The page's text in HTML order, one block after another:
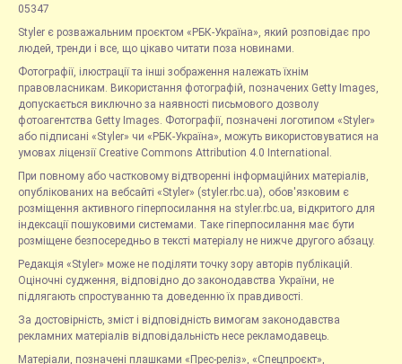
05347
Styler є розважальним проєктом «РБК-Україна», який розповідає про
людей, тренди і все, що цікаво читати поза новинами.
Фотографії, ілюстрації та інші зображення належать їхнім
правовласникам. Використання фотографій, позначених Getty Images,
допускається виключно за наявності письмового дозволу
фотоагентства Getty Images. Фотографії, позначені логотипом «Styler»
або підписані «Styler» чи «РБК-Україна», можуть використовуватися на
умовах ліцензії Creative Commons Attribution 4.0 International.
При повному або частковому відтворенні інформаційних матеріалів,
опублікованих на вебсайті «Styler» (styler.rbc.ua), обов'язковим є
розміщення активного гіперпосилання на styler.rbc.ua, відкритого для
індексації пошуковими системами. Таке гіперпосилання має бути
розміщене безпосередньо в тексті матеріалу не нижче другого абзацу.
Редакція «Styler» може не поділяти точку зору авторів публікацій.
Оціночні судження, відповідно до законодавства України, не
підлягають спростуванню та доведенню їх правдивості.
За достовірність, зміст і відповідність вимогам законодавства
рекламних матеріалів відповідальність несе рекламодавець.
Матеріали, позначені плашками «Прес-реліз», «Спецпроєкт»,